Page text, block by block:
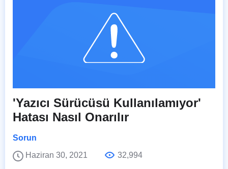
'Yazıcı Sürücüsü Kullanılamıyor'
Hatası Nasıl Onarılır
Sorun
Haziran 30, 2021
32,994